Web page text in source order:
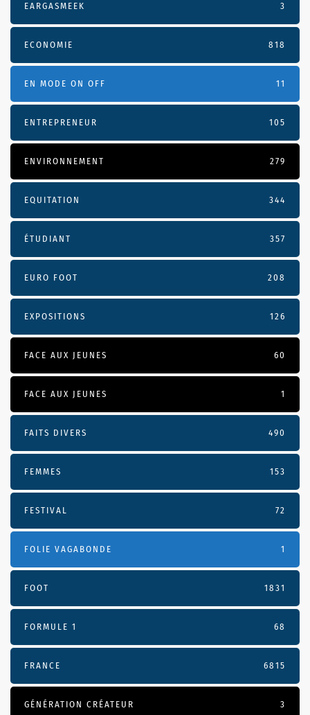
EARGASMEEK 3
ECONOMIE 818
EN MODE ON OFF 11
ENTREPRENEUR 105
ENVIRONNEMENT 279
EQUITATION 344
ÉTUDIANT 357
EURO FOOT 208
EXPOSITIONS 126
FACE AUX JEUNES 60
FACE AUX JEUNES 1
FAITS DIVERS 490
FEMMES 153
FESTIVAL 72
FOLIE VAGABONDE 1
FOOT 1831
FORMULE 1 68
FRANCE 6815
GÉNÉRATION CRÉATEUR 3